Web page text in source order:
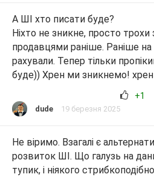
А ШІ хто писати буде?
Ніхто не зникне, просто трохи
продавцями раніше. Раніше на
рахували. Тепер тільки
буде)) Хрен ми зникнемо!
+1
dude 19 березня 2025
Не віримо. Взагалі є
розвиток ШІ. Що галузь на
тупик, і ніякого